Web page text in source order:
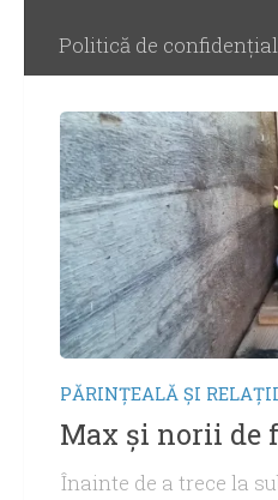
Politică de
ETICHETAT:2 3
PĂRINŢEALĂ ŞI RELAŢII
Max şi norii de
Înainte de a trece la